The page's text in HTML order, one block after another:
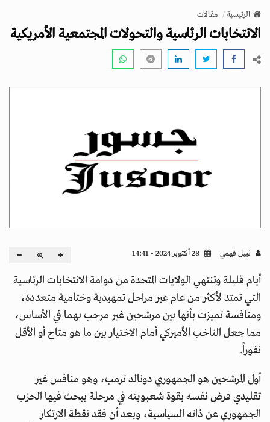
v
i
g
الرئيسية مقالات
الانتخابات الرئاسية والتحولات المجتمعية الأمريكية
نبيل فهمي
أيام قليلة وتنتهي الولايات المتحدة من دوامة الانتخابات الرئاسية
التي تمتد لأكثر من عام عبر مراحل تمهيدية وختامية متعددة،
ومنافسة تميزت بأنها بين مرشحين غير مرحب بهما في الأساس،
مما جعل الناخب الأميركي أمام الاختيار بين ما هو متاح أو الأقل
نفوراً.
أول المرشحين هو الجمهوري دونالد ترمب، وهو منافس غير
تقليدي فرض نفسه بقوة شعبويته في مرحلة يبحث فيها الحزب
الجمهوري عن ذاته السياسية، وبعد أن فقد نقطة الارتكاز